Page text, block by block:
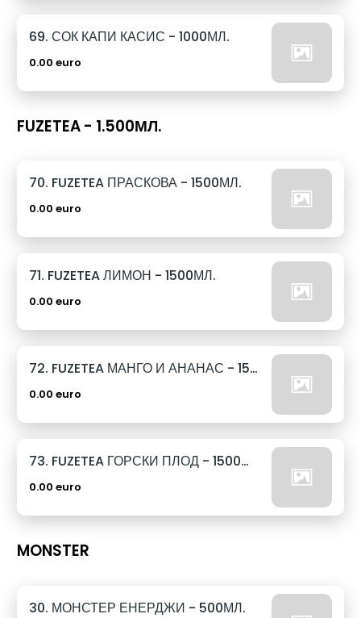
69. СОК КАПИ КАСИС - 1000МЛ.
0.00 euro
FUZETEA - 1.500МЛ.
70. FUZETEA ПРАСКОВА - 1500МЛ.
0.00 euro
71. FUZETEA ЛИМОН - 1500МЛ.
0.00 euro
72. FUZETEA МАНГО И АНАНАС - 1500МЛ.
0.00 euro
73. FUZETEA ГОРСКИ ПЛОД - 1500МЛ.
0.00 euro
MONSTER
30. МОНСТЕР ЕНЕРДЖИ - 500МЛ.